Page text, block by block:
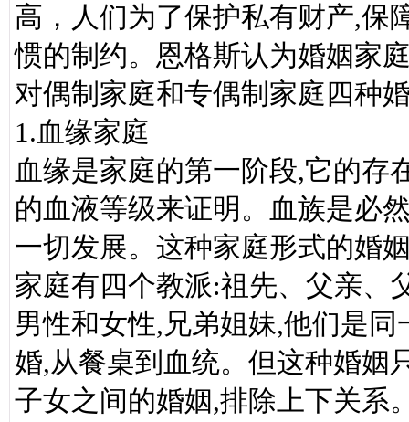
高，人们为了保护私有财产,保
惯的制约。恩格斯认为婚姻家
对偶制家庭和专偶制家庭四种
1.血缘家庭
血缘是家庭的第一阶段,它的存
的血液等级来证明。血族是必
一切发展。这种家庭形式的婚
家庭有四个教派:祖先、父亲、
男性和女性,兄弟姐妹,他们是
婚,从餐桌到血统。但这种婚姻
子女之间的婚姻,排除上下关系